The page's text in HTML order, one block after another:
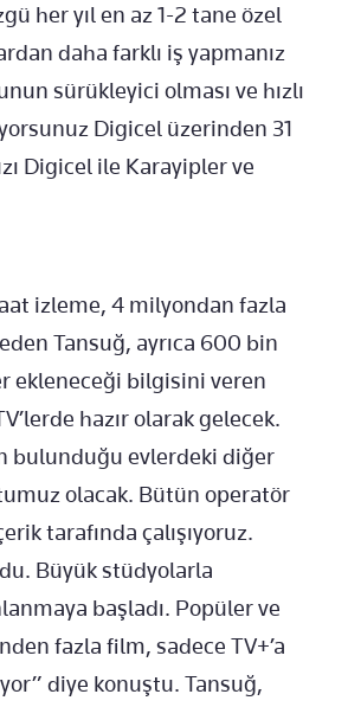
her yıl en az 1-2 tane özel
daha farklı iş yapmanız
sürükleyici olması ve hızlı
Digicel üzerinden 31
Digicel ile Karayipler ve
izleme, 4 milyondan fazla
Tansuğ, ayrıca 600 bin
ekleneceği bilgisini veren
hazır olarak gelecek.
bulunduğu evlerdeki diğer
olacak. Bütün operatör
tarafında çalışıyoruz.
Büyük stüdyolarla
başladı. Popüler ve
fazla film, sadece TV+’a
diye konuştu. Tansuğ,